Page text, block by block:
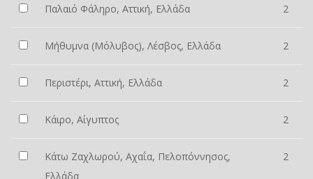
Παλαιό Φάληρο, Αττική, Ελλάδα 2
Μήθυμνα (Μόλυβος), Λέσβος, Ελλάδα 2
Περιστέρι, Αττική, Ελλάδα 2
Κάιρο, Αίγυπτος 2
Κάτω Ζαχλωρού, Αχαΐα, Πελοπόννησος,
Ελλάδα
2